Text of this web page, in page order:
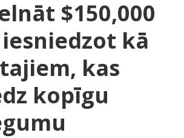
$150,000
kā
kas
kopīgu